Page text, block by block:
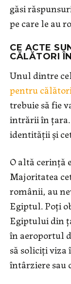
găsi
pe care le au
CE ACTE
CĂLĂTORI
Unul dintre
pentru
trebuie să fie
intrării în
identității și
O altă cerință
Majoritatea
românii, au
Egiptul. Poți
Egiptului din
în aeroportul
să soliciți viza
întârziere sau